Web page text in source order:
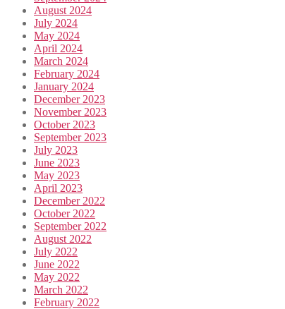
August 2024
July 2024
May 2024
April 2024
March 2024
February 2024
January 2024
December 2023
November 2023
October 2023
September 2023
July 2023
June 2023
May 2023
April 2023
December 2022
October 2022
September 2022
August 2022
July 2022
June 2022
May 2022
March 2022
February 2022